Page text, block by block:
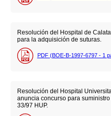
Resolución del Hospital de
para la adquisición de suturas.
PDF (BOE-B-1997-6797 - 1
Resolución del Hospital
anuncia concurso para
33/97 HUP.